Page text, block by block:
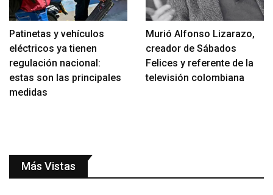
Patinetas y vehículos
eléctricos ya tienen
regulación nacional:
estas son las principales
medidas
Murió Alfonso Lizarazo,
creador de Sábados
Felices y referente de la
televisión colombiana
Más Vistas